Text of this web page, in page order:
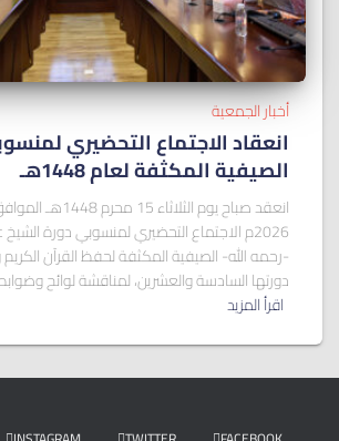
أخبار الجمعية
انعقاد الاجتماع التحضيري
الصيفية المكثفة لعام 1448هـ
2026م الاجتماع التحضيري لمنسوبي دورة
-رحمه الله- الصيفية المكثفة لحفظ القرآن
دورتها السادسة والعشرين، لمناقشة لوائح
اقرأ المزيد